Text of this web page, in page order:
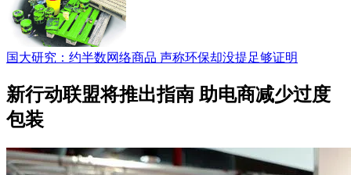
国大研究：约半数网络商品 声称环保却没提足够证明
新行动联盟将推出指南 助电商减少过度
包装